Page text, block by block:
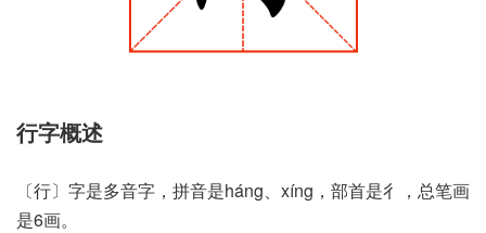
行字概述
〔行〕字是多音字，拼音是háng、xíng，部首是彳，总笔画
是6画。